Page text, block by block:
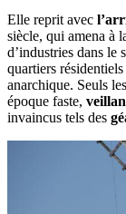
Elle reprit avec
siècle, qui amena à
d’industries dans le
quartiers
anarchique. Seuls
époque faste,
invaincus tels des